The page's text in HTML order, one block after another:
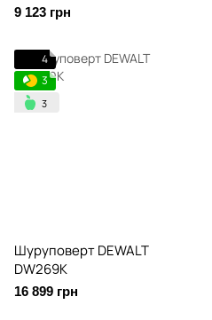
9 123 грн
4
3
Шуруповерт DEWALT
DW269K
16 899 грн